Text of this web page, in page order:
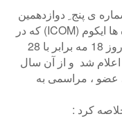
ی پنج ِ دوازدهمین
مجمع عمومی كمیته ی بین المللی موزه ها ایكوم (ICOM) كه در
28 مه 1977 میلادی درمسكو برپا شد ، روز 18 مه برابر با 28
شد و از آن سال
عضو ، مراسمی به
كرد :